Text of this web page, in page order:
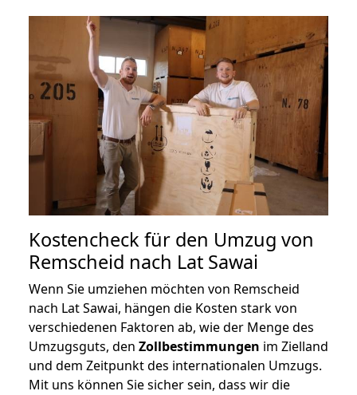
Kostencheck für den Umzug von
Remscheid nach Lat Sawai
Wenn Sie umziehen möchten von Remscheid
nach Lat Sawai, hängen die Kosten stark von
verschiedenen Faktoren ab, wie der Menge des
Umzugsguts, den Zollbestimmungen im Zielland
und dem Zeitpunkt des internationalen Umzugs.
Mit uns können Sie sicher sein, dass wir die